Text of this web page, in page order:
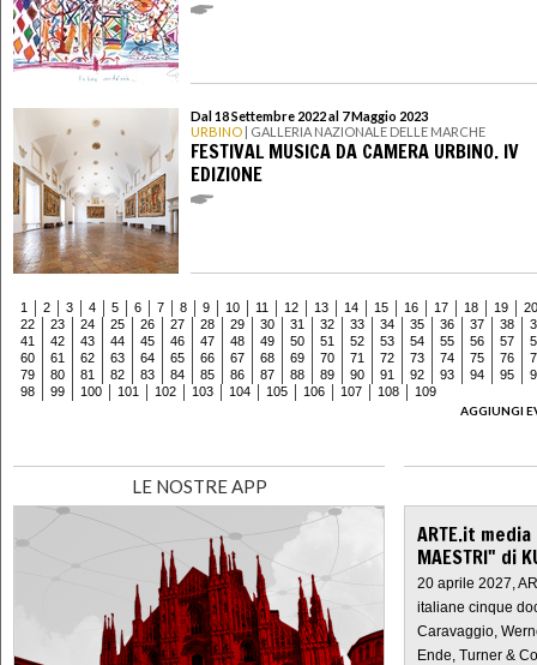
Dal 18 Settembre 2022 al 7 Maggio 2023
URBINO | GALLERIA NAZIONALE DELLE MARCHE
FESTIVAL MUSICA DA CAMERA URBINO. IV
EDIZIONE
1 2 3 4 5 6 7 8 9 10 11 12 13 14 15 16 17 18 19
20
22
23 24 25 26 27 28 29 30 31 32 33 34 35 36 37 38
41
42 43 44 45 46 47 48 49 50 51 52 53 54 55 56 57
60
61 62 63 64 65 66 67 68 69 70 71 72 73 74 75 76
79
80 81 82 83 84 85 86 87 88 89 90 91 92 93 94 95
98
99 100 101 102 103 104 105 106 107 108
109
AGGIUNGI
LE NOSTRE APP
ARTE.it
MAESTRI" di
20 aprile 2027,
italiane cinque
Caravaggio,
Ende, Turner &